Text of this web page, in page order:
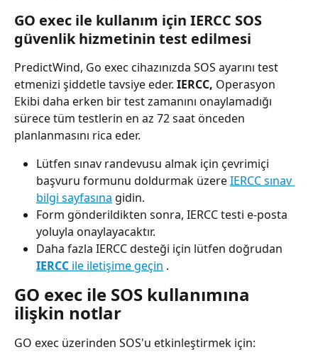
GO exec ile kullanım için IERCC SOS
güvenlik hizmetinin test edilmesi
PredictWind, Go exec cihazınızda SOS ayarını test
etmenizi şiddetle tavsiye eder. IERCC, Operasyon
Ekibi daha erken bir test zamanını onaylamadığı
sürece tüm testlerin en az 72 saat önceden
planlanmasını rica eder.
Lütfen sınav randevusu almak için çevrimiçi
başvuru formunu doldurmak üzere IERCC sınav
bilgi sayfasına gidin.
Form gönderildikten sonra, IERCC testi e-posta
yoluyla onaylayacaktır.
Daha fazla IERCC desteği için lütfen doğrudan
IERCC ile iletişime geçin .
GO exec ile SOS kullanımına
ilişkin notlar
GO exec üzerinden SOS'u etkinleştirmek için: